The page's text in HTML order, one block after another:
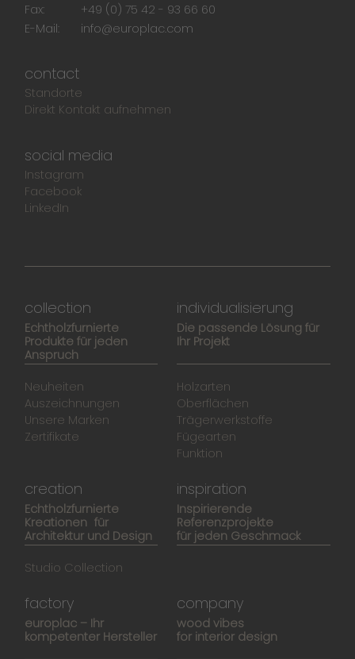
Fax:
+49 (0) 75 42 - 93 66 60
E-Mail:
info@europlac.com
contact
Standorte
Direkt Kontakt aufnehmen
social media
Instagram
Facebook
LinkedIn
collection
Echtholzfurnierte
Produkte für jeden
Anspruch
Neuheiten
Auszeichnungen
Unsere Marken
Zertifikate
individualisierung
Die passende Lösung für
Ihr Projekt
Holzarten
Oberflächen
Trägerwerkstoffe
Fügearten
Funktion
creation
Echtholzfurnierte
Kreationen für
Architektur und Design
Studio Collection
inspiration
Inspirierende
Referenzprojekte
für jeden Geschmack
factory
europlac – Ihr
kompetenter Hersteller
company
wood vibes
for interior design